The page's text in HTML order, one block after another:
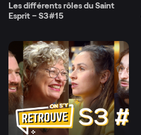
Les différents rôles du Saint
Esprit – S3#15